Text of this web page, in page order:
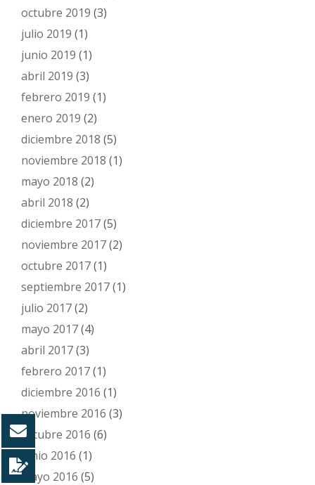
octubre 2019 (3)
julio 2019 (1)
junio 2019 (1)
abril 2019 (3)
febrero 2019 (1)
enero 2019 (2)
diciembre 2018 (5)
noviembre 2018 (1)
mayo 2018 (2)
abril 2018 (2)
diciembre 2017(5)
noviembre 2017(2)
octubre 2017(1)
septiembre 2017(1)
julio 2017(2)
mayo 2017(4)
abril 2017(3)
febrero 2017(1)
diciembre 2016 (1)
noviembre 2016 (3)
octubre 2016 (6)
junio 2016 (1)
mayo 2016 (5)